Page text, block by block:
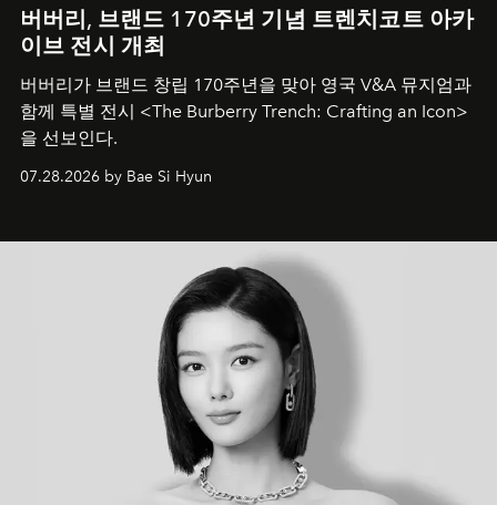
버버리, 브랜드 170주년 기념 트렌치코트 아카
이브 전시 개최
버버리가 브랜드 창립 170주년을 맞아 영국 V&A 뮤지엄과
함께 특별 전시 <The Burberry Trench: Crafting an Icon>
을 선보인다.
07.28.2026 by Bae Si Hyun